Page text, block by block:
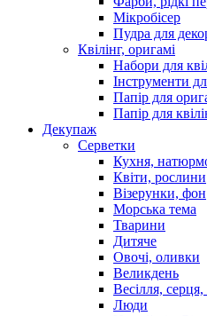
Мікробісер
Пудра для
Квілінг, оригамі
Набори для
Інструменти
Папір для
Папір для
Декупаж
Серветки
Кухня,
Квіти, рослини
Візерунки, фон
Морська тема
Тварини
Дитяче
Овочі, оливки
Великдень
Весілля,
Люди